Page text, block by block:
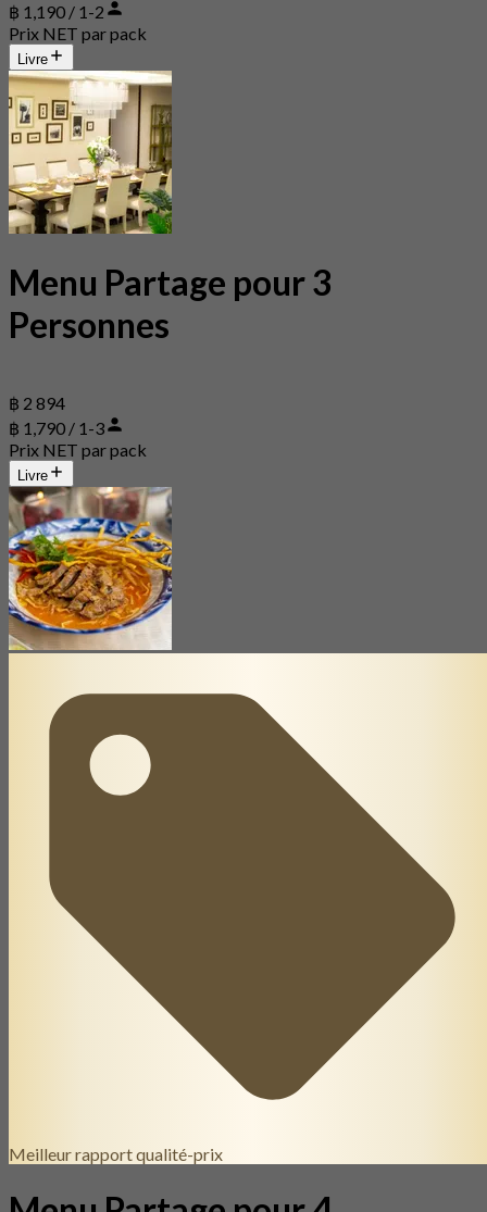
฿ 1,190 / 1-2
Prix NET par pack
Livre
Menu Partage pour 3
Personnes
฿ 2 894
฿ 1,790 / 1-3
Prix NET par pack
Livre
Meilleur rapport qualité-prix